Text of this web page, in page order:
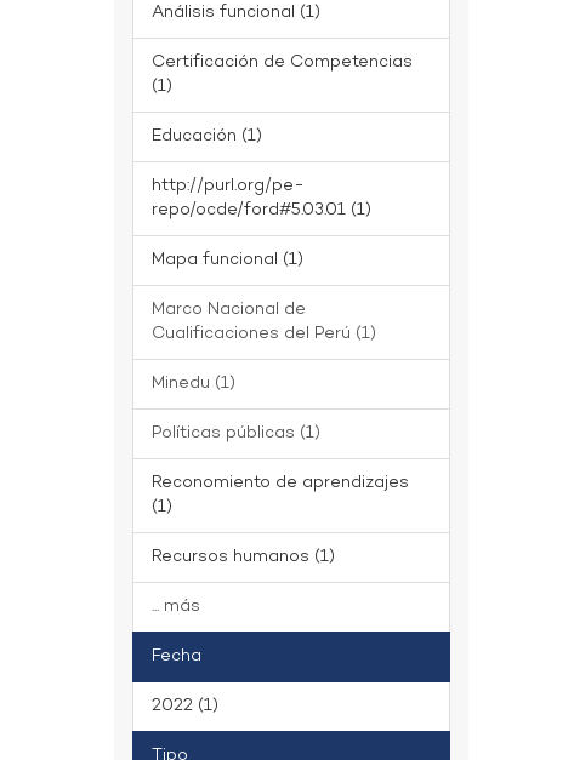
Análisis funcional (1)
Certificación de Competencias
(1)
Educación (1)
http://purl.org/pe-
repo/ocde/ford#5.03.01 (1)
Mapa funcional (1)
Marco Nacional de
Cualificaciones del Perú (1)
Minedu (1)
Políticas públicas (1)
Reconomiento de aprendizajes
(1)
Recursos humanos (1)
... más
Fecha
2022 (1)